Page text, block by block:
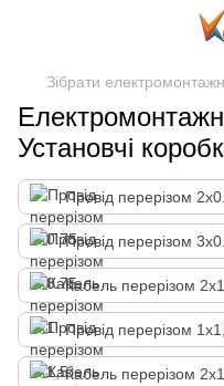
Зібрати
Установчі
Провід перерізом
Провід перерізом
Кабель перерізом 2х1
Провід перерізом
Кабель перерізом